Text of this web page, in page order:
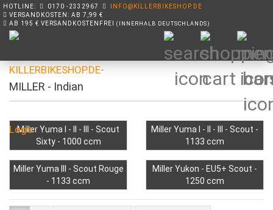
HOTLINE: 0170 -2332967
INFO@KILLERBIKESHOP.DE
VERSANDKOSTEN: AB 7,99 €
AB 195 € VERSANDKOSTENFREI (INNERHALB DEUTSCHLANDS)
MILLER - Indian
Miller Yuma I - II - III - Scout
Sixty - 1000 ccm
Miller Yuma I - II - III - Scout -
1133 ccm
Miller Yuma III - Scout Rouge
- 1133 ccm
Miller Yukon - EU5+ Scout -
1250 ccm